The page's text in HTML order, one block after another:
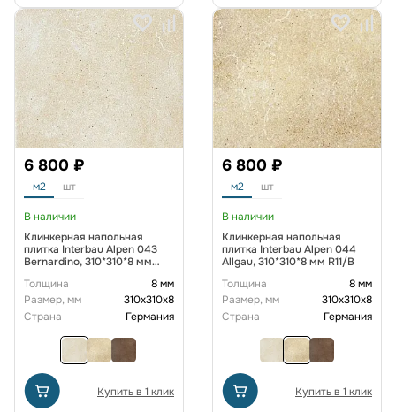
6 800 ₽
м2 шт
В наличии
Клинкерная напольная
плитка Interbau Alpen 043
Bernardino, 310*310*8 мм
Толщина
8 мм
Размер, мм
310х310х8
Страна
Германия
Купить в 1 клик
6 800 ₽
м2 шт
В наличии
Клинкерная напольная
плитка Interbau Alpen 044
Allgau, 310*310*8 мм R11/B
Толщина
8 мм
Размер, мм
310х310х8
Страна
Германия
Купить в 1 клик